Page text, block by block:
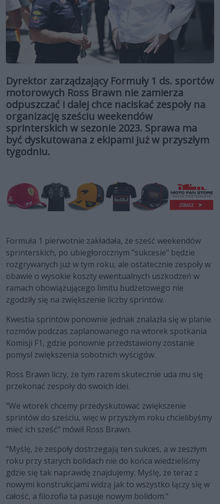
Dyrektor zarządzający Formuły 1 ds. sportów
motorowych Ross Brawn nie zamierza
odpuszczać i dalej chce naciskać zespoły na
organizację sześciu weekendów
sprinterskich w sezonie 2023. Sprawa ma
być dyskutowana z ekipami już w przyszłym
tygodniu.
Formuła 1 pierwotnie zakładała, że sześć weekendów
sprinterskich, po ubiegłorocznym "sukcesie" będzie
rozgrywanych już w tym roku, ale ostatecznie zespoły w
obawie o wysokie koszty ewentualnych uszkodzeń w
ramach obowiązującego limitu budżetowego nie
zgodziły się na zwiększenie liczby sprintów.
Kwestia sprintów ponownie jednak znalazła się w planie
rozmów podczas zaplanowanego na wtorek spotkania
Komisji F1, gdzie ponownie przedstawiony zostanie
pomysł zwiększenia sobotnich wyścigów.
Ross Brawn liczy, że tym razem skutecznie uda mu się
przekonać zespoły do swoich idei.
"We wtorek chcemy przedyskutować zwiększenie
sprintów do sześciu, więc w przyszłym roku chcielibyśmy
mieć ich sześć" mówił Ross Brawn.
"Myślę, że zespoły dostrzegają ten sukces, a w zeszłym
roku przy starych bolidach nie do końca wiedzieliśmy
gdzie się tak naprawdę znajdujemy. Myślę, że teraz z
nowymi konstrukcjami widzą jak to wszystko łączy się w
całość, a filozofia ta pasuje nowym bolidom."